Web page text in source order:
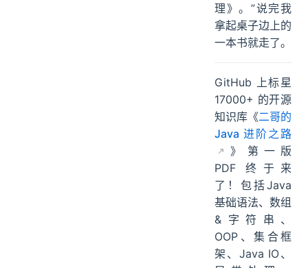
理》。”说完我
拿起桌子边上的
一本书就走了。
GitHub 上标星
17000+ 的开源
知识库《二哥的
Java 进阶之路
》第一版
PDF 终于来
了！包括Java
基础语法、数组
&字符串、
OOP、集合框
架、Java IO、